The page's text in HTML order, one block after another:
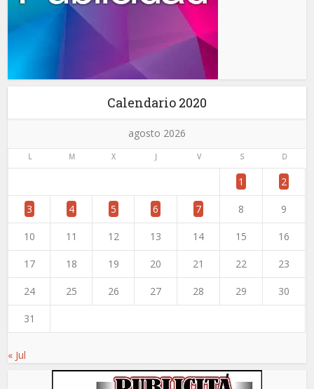
Calendario 2020
agosto 2026
L M X J V S D
1 2
3 4 5 6 7 8 9
10 11 12 13 14 15 16
17 18 19 20 21 22 23
24 25 26 27 28 29 30
31
« Jul